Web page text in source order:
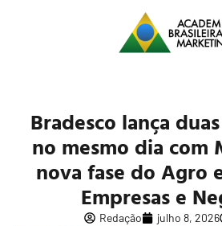
Bradesco lança
no mesmo dia com
nova fase do Agro
Empresas e
Redação julho 8, 2026